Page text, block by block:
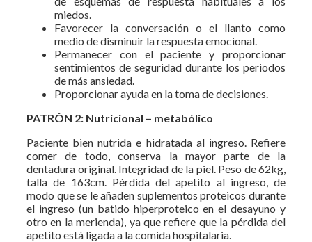
miedos.
Favorecer la conversación o el llanto como
medio de disminuir la respuesta emocional.
Permanecer con el paciente y proporcionar
sentimientos de seguridad durante los periodos
de más ansiedad.
Proporcionar ayuda en la toma de decisiones.
PATRÓN 2: Nutricional – metabólico
Paciente bien nutrida e hidratada al ingreso. Refiere
comer de todo, conserva la mayor parte de la
dentadura original. Integridad de la piel. Peso de 62kg,
talla de 163cm. Pérdida del apetito al ingreso, de
modo que se le añaden suplementos proteicos durante
el ingreso (un batido hiperproteico en el desayuno y
otro en la merienda), ya que refiere que la pérdida del
apetito está ligada a la comida hospitalaria.